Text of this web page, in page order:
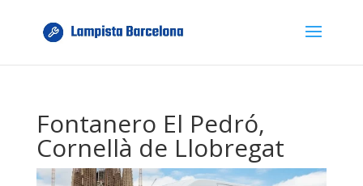
Fontanero El Pedró,
Cornellà de Llobregat